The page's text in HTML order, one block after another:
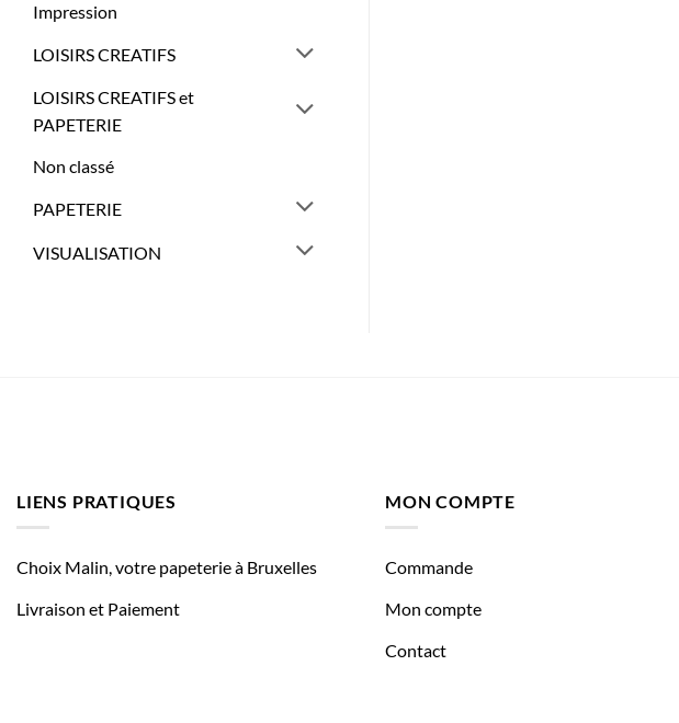
Impression
LOISIRS CREATIFS
LOISIRS CREATIFS et
PAPETERIE
Non classé
PAPETERIE
VISUALISATION
LIENS PRATIQUES
Choix Malin, votre papeterie à Bruxelles
Livraison et Paiement
MON COMPTE
Commande
Mon compte
Contact